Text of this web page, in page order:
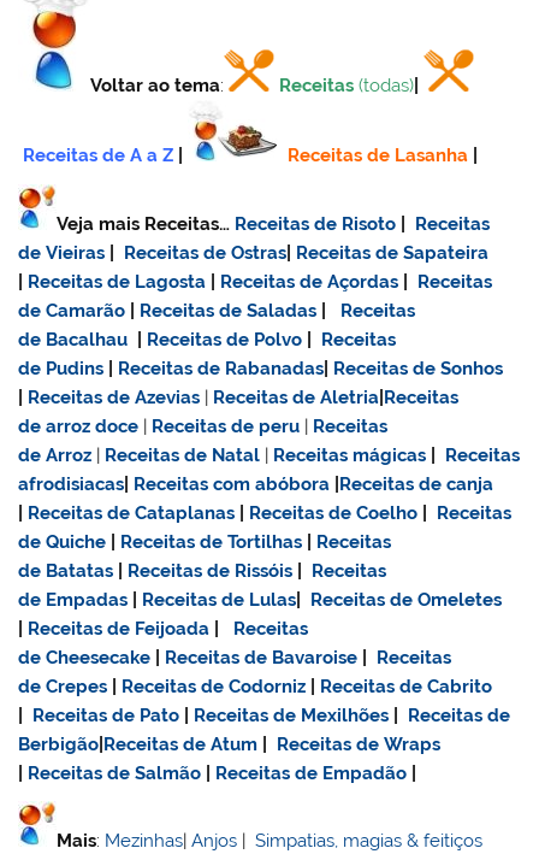
Voltar ao tema: Receitas (todas)
Receitas de A a Z Receitas de Lasanha
Veja mais Receitas… Receitas de Risoto
Receitas
de Vieiras
Receitas de Ostras Receitas de Sapateira
Receitas de Lagosta Receitas de Açordas
Receitas
de Camarão
Receitas de Saladas
Receitas
de Bacalhau
Receitas de Polvo
Receitas
de Pudins
Receitas de Rabanadas Receitas de Sonhos
Receitas de Azevias | Receitas de Aletria Receitas
dearroz doce | Receitas de peru | Receitas
de Arroz | Receitas de Natal | Receitas mágicas
Receitas
afrodisiacas Receitas com abóbora Receitas de canja
Receitas de Cataplanas Receitas de Coelho
Receitas
de Quiche
Receitas de Tortilhas
Receitas
de Batatas
Receitas de Rissóis
Receitas
de Empadas
Receitas de Lulas
Receitas de Omeletes
Receitas de Feijoada
Receitas
de Cheesecake
Receitas de Bavaroise
Receitas
de Crepes
Receitas de Codorniz
Receitas de Cabrito
Receitas de Pato Receitas de Mexilhões
Receitas de
Berbigão Receitas de Atum
Receitas de Wraps
Receitas de Salmão Receitas de Empadão
Mais: Mezinhas|Anjos |Simpatias, magias & feitiços